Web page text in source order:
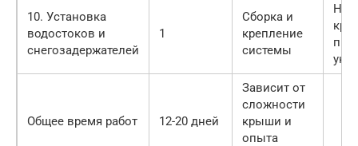
10. Установка
водостоков и
снегозадержателей
1
Сборка и
крепление
системы
Общее время работ 12-20 дней
Зависит от
сложности
крыши и
опыта